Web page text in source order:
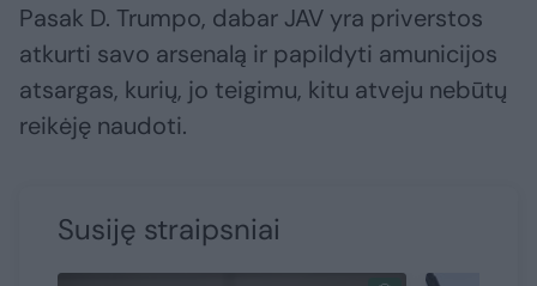
Pasak D. Trumpo, dabar JAV yra priverstos
atkurti savo arsenalą ir papildyti amunicijos
atsargas, kurių, jo teigimu, kitu atveju nebūtų
reikėję naudoti.
Susiję straipsniai